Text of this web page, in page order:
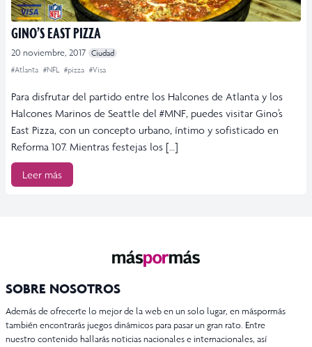
GINO’S EAST PIZZA
20 noviembre, 2017 Ciudad
#Atlanta #NFL #pizza #Visa
Para disfrutar del partido entre los Halcones de Atlanta y los
Halcones Marinos de Seattle del #MNF, puedes visitar Gino’s
East Pizza, con un concepto urbano, íntimo y sofisticado en
Reforma 107. Mientras festejas los […]
Leer más
SOBRE NOSOTROS
Además de ofrecerte lo mejor de la web en un solo lugar, en máspormás
también encontrarás juegos dinámicos para pasar un gran rato. Entre
nuestro contenido hallarás noticias nacionales e internacionales, así